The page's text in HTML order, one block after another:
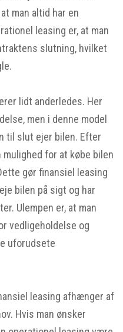
man altid har en
leasing er, at man
slutning, hvilket
lidt anderledes. Her
men i denne model
til slut ejer bilen. Efter
mulighed for at købe bilen
gør finansiel leasing
bilen på sigt og har
Ulempen er, at man
vedligeholdelse og
uforudsete
leasing afhænger af
Hvis man ønsker